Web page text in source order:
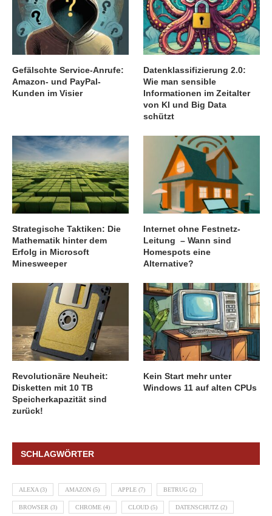
Gefälschte Service-Anrufe:
Amazon- und PayPal-
Kunden im Visier
Datenklassifizierung 2.0:
Wie man sensible
Informationen im Zeitalter
von KI und Big Data
schützt
Strategische Taktiken: Die
Mathematik hinter dem
Erfolg in Microsoft
Minesweeper
Internet ohne Festnetz-
Leitung – Wann sind
Homespots eine
Alternative?
Revolutionäre Neuheit:
Disketten mit 10 TB
Speicherkapazität sind
zurück!
Kein Start mehr unter
Windows 11 auf alten CPUs
SCHLAGWÖRTER
ALEXA (3) AMAZON (5) APPLE (7) BETRUG (2)
BROWSER (3) CHROME (4) CLOUD (5) DATENSCHUTZ (2)